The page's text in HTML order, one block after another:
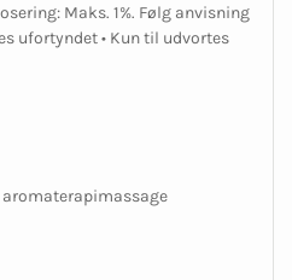
Maks. 1%. Følg anvisning
ufortyndet • Kun til udvortes